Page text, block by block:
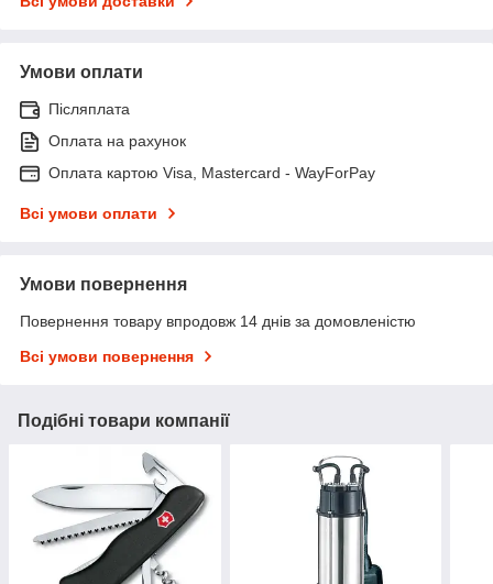
Умови оплати
Післяплата
Оплата на рахунок
Оплата картою Visa, Mastercard - WayForPay
Всі умови оплати
Умови повернення
Повернення товару впродовж 14 днів за домовленістю
Всі умови повернення
Подібні товари компанії